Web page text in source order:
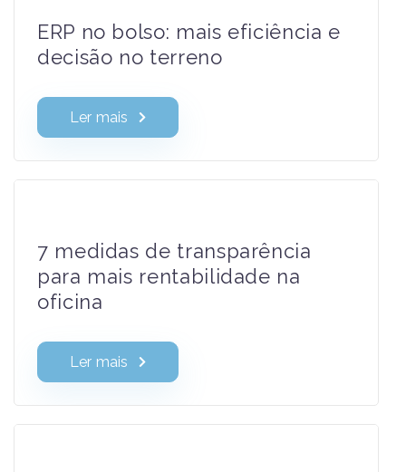
ERP no bolso: mais eficiência e
decisão no terreno
Ler mais
7 medidas de transparência
para mais rentabilidade na
oficina
Ler mais